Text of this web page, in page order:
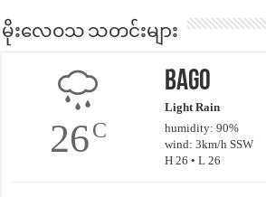
မိုးလေဝသ သတင်းများ
26C
Bago
Light Rain
humidity: 90%
wind: 3km/h SSW
H 26 • L 26